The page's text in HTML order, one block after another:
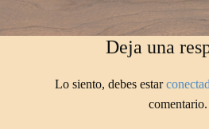
Deja una
Lo siento, debes estar
comentario.